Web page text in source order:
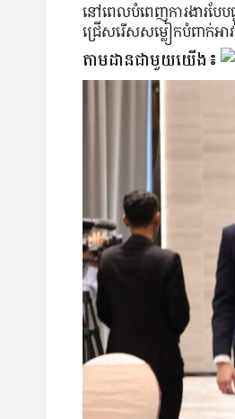
នៅ​ពេល​បំពេញ​ការងារ​បែ
ជ្រើសរើស​សម្លៀកបំពាក់​អ
តាមដានជាមួយយើង៖